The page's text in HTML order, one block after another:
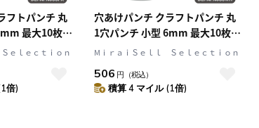
フトパンチ 丸
最大10枚対
ニューサイン]
ｅｌｅｃｔｉｏｎ
倍)
穴あけパンチ クラフトパンチ 丸
1穴パンチ 小型 6mm 最大10枚対
応 ホワイト nusign[ニューサイ
MⅰｒａｉＳｅｌｌ Ｓｅｌｅｃｔｉｏｎ
506 円 （税込）
積算 4 マイル (1倍)